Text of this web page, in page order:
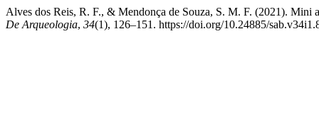
Alves dos Reis, R. F., & Mendonça de Souza, S. M. F. (2021). Mini
De Arqueologia, 34(1), 126–151. https://doi.org/10.24885/